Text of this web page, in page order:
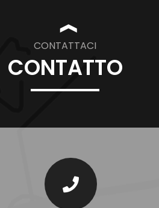
❱
CONTATTACI
CONTATTO